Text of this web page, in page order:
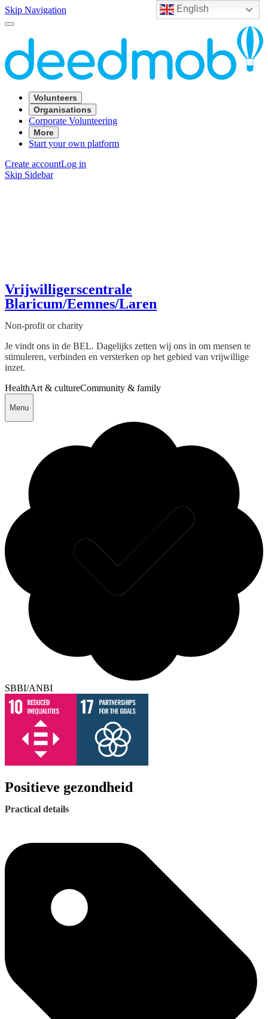
English
Skip Navigation
Volunteers
Organisations
Corporate Volunteering
More
Start your own platform
Create accountLog in
Skip Sidebar
Vrijwilligerscentrale
Blaricum/Eemnes/Laren
Non-profit or charity
Je vindt ons in de BEL. Dagelijks zetten wij ons in om mensen te
stimuleren, verbinden en versterken op het gebied van vrijwillige
inzet.
HealthArt & cultureCommunity & family
Menu
SBBI/ANBI
Positieve gezondheid
Practical details